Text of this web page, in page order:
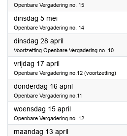
Openbare Vergadering no. 15
dinsdag 5 mei2026
Openbare Vergadering no. 14
dinsdag 28 april2026
Voortzetting Openbare Vergadering no. 10
vrijdag 17 april2026
Openbare Vergadering no.12 (voortzetting)
donderdag 16 april2026
Openbare Vergadering no.11
woensdag 15 april2026
Openbare Vergadering no. 12
maandag 13 april2026